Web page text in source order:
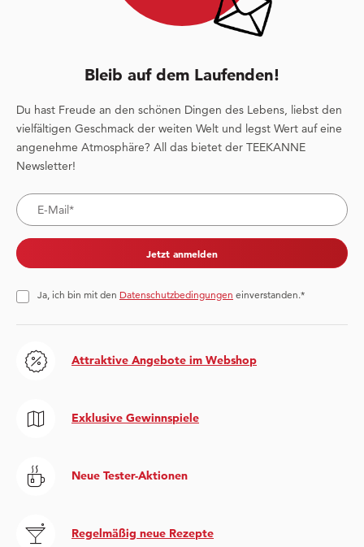
Bleib auf dem Laufenden!
Du hast Freude an den schönen Dingen des Lebens, liebst den
vielfältigen Geschmack der weiten Welt und legst Wert auf eine
angenehme Atmosphäre? All das bietet der TEEKANNE
Newsletter!
Jetzt anmelden
Ja, ich bin mit den Datenschutzbedingungen einverstanden.*
Attraktive Angebote im Webshop
Exklusive Gewinnspiele
Neue Tester-Aktionen
Regelmäßig neue Rezepte